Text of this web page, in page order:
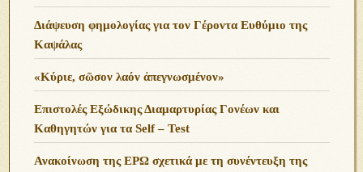
Διάψευση φημολογίας για τον Γέροντα Ευθύμιο της
Καψάλας
«Κύριε, σῶσον λαόν ἀπεγνωσμένον»
Επιστολές Εξώδικης Διαμαρτυρίας Γονέων και
Καθηγητών για τα Self – Test
Ανακοίνωση της ΕΡΩ σχετικά με τη συνέντευξη της